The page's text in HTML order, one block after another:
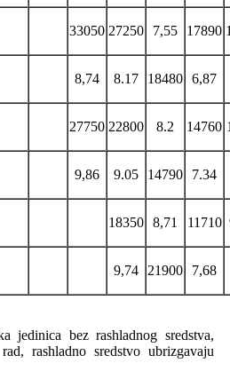
33050 27250 7,55 17890
8,74 8.17 18480 6,87
27750 22800 8.2 14760
9,86 9.05 14790 7.34
18350 8,71 11710
9,74 21900 7,68
jedinica bez rashladnog sredstva,
rashladno sredstvo ubrizgavaju